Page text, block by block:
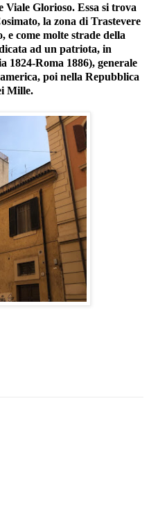
Viale Glorioso. Essa si trova
la zona di Trastevere
e come molte strade della
ad un patriota, in
1824-Roma 1886), generale
poi nella Repubblica
Mille.